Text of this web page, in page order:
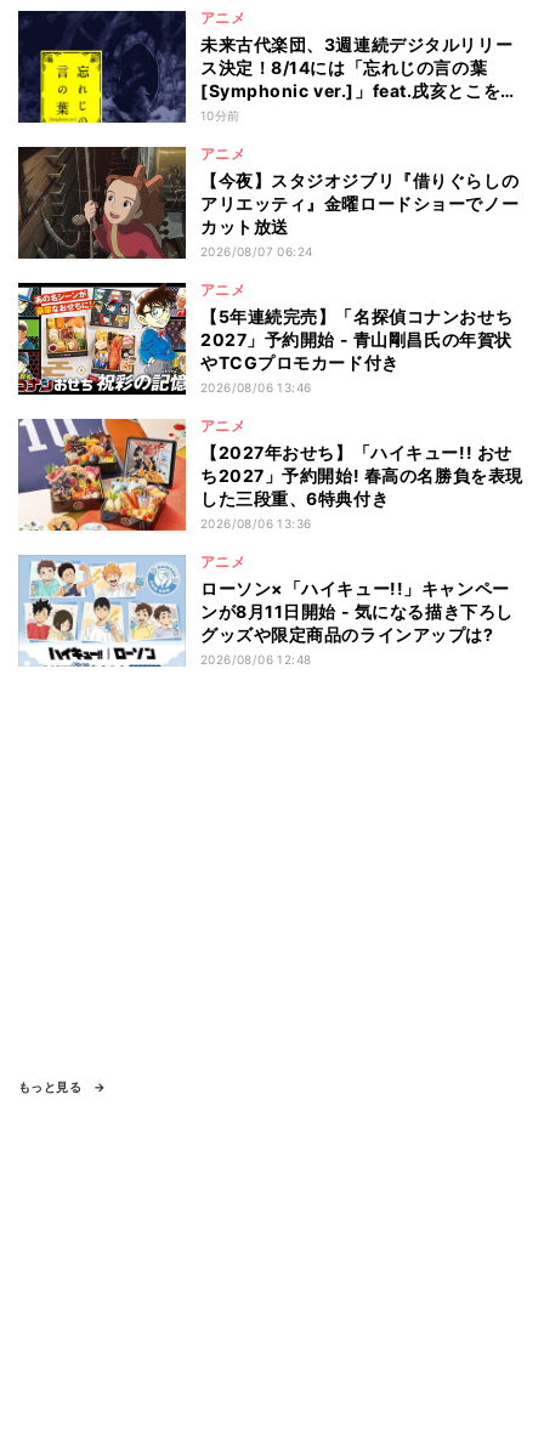
アニメ
未来古代楽団、3週連続デジタルリリー
ス決定！8/14には「忘れじの言の葉
[Symphonic ver.]」feat.戌亥とこを配
信
10分前
アニメ
【今夜】スタジオジブリ『借りぐらしの
アリエッティ』金曜ロードショーでノー
カット放送
2026/08/07 06:24
アニメ
【5年連続完売】「名探偵コナンおせち
2027」予約開始 - 青山剛昌氏の年賀状
やTCGプロモカード付き
2026/08/06 13:46
アニメ
【2027年おせち】「ハイキュー!! おせ
ち2027」予約開始! 春高の名勝負を表現
した三段重、6特典付き
2026/08/06 13:36
アニメ
ローソン×「ハイキュー!!」キャンペー
ンが8月11日開始 - 気になる描き下ろし
グッズや限定商品のラインアップは?
2026/08/06 12:48
もっと見る